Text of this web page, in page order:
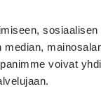
voivat